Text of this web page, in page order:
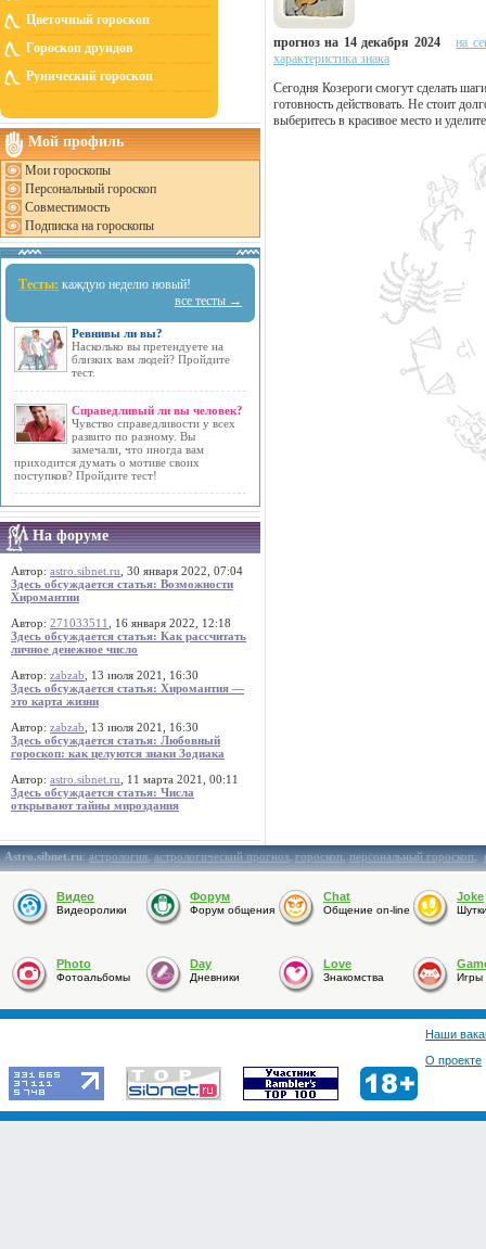
Цветочный гороскоп
Гороскоп друидов
Рунический гороскоп
Мой профиль
Мои гороскопы
Персональный гороскоп
Совместимость
Подписка на гороскопы
Тесты: каждую неделю новый!
все тесты →
Ревнивы ли вы?
Насколько вы претендуете на
близких вам людей? Пройдите
тест.
Справедливый ли вы человек?
Чувство справедливости у всех
развито по разному. Вы
замечали, что иногда вам
приходится думать о мотиве своих
поступков? Пройдите тест!
На форуме
Автор: astro.sibnet.ru , 30 января 2022, 07:04
Здесь обсуждается статья: Возможности
Хиромантии
Автор: 271033511
, 16 января 2022, 12:18
Здесь обсуждается статья: Как рассчитать
личное денежное число
Автор: zabzab , 13 июля 2021, 16:30
Здесь обсуждается статья: Хиромантия —
это карта жизни
Автор: zabzab , 13 июля 2021, 16:30
Здесь обсуждается статья: Любовный
гороскоп: как целуются знаки Зодиака
Автор: astro.sibnet.ru , 11 марта 2021, 00:11
Здесь обсуждается статья: Числа
открывают тайны мироздания
прогноз на 14 декабря 2024
на
характеристика знака
Сегодня Козероги смогут сделать
готовность действовать. Не стоит
выберитесь в красивое место и
Astro.sibnet.ru:астрология,астрологический прогноз,гороскоп,персональный гороскоп,
Видео
Видеоролики
Форум
Форум общения
Chat
Общение on-line
Joke
Photo
Фотоальбомы
Day
Дневники
Love
Знакомства Игры
Наши
О проекте